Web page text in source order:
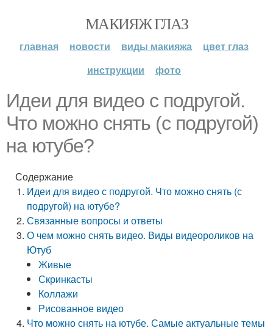
МАКИЯЖ ГЛАЗ
главная новости виды макияжа
цвет глаз
инструкции
фото
Идеи для видео с подругой.
Что можно снять (с подругой)
на ютубе?
Содержание
Идеи для видео с подругой. Что можно снять (с
подругой) на ютубе?
Связанные вопросы и ответы
О чем можно снять видео. Виды видеороликов на
Ютуб
Живые
Скринкасты
Коллажи
Рисованное видео
Что можно снять на ютубе. Самые актуальные темы